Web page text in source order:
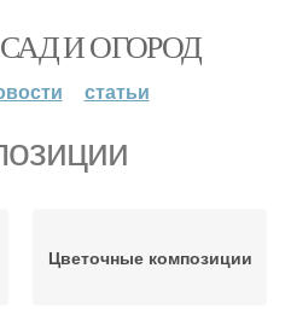
И ОГОРОД
статьи
Цветочные композиции